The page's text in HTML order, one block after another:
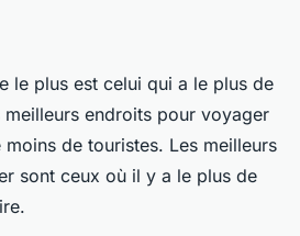
le plus est celui qui a le plus de
endroits pour voyager
de touristes. Les meilleurs
sont ceux où il y a le plus de